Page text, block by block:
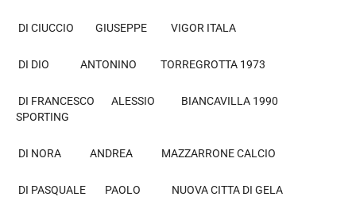
DI CIUCCIO GIUSEPPE VIGOR ITALA
DI DIO ANTONINO TORREGROTTA 1973
DI FRANCESCO ALESSIO BIANCAVILLA 1990
SPORTING
DI NORA ANDREA MAZZARRONE CALCIO
DI PASQUALE PAOLO NUOVA CITTA DI GELA